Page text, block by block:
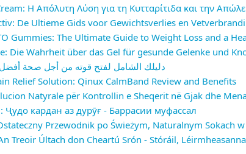
Η Απόλυτη Λύση για τη Κυτταρίτιδα και την
De Ultieme Gids voor Gewichtsverlies en
Gummies: The Ultimate Guide to Weight Loss and a
Die Wahrheit über das Gel für gesunde Gelenke und
Psyllium: دليلك الشامل لفتح قوته من أجل صحة أفضل
Relief Solution: Qinux CalmBand Review and Benefits
Natyrale për Kontrollin e Sheqerit në Gjak dhe
Ҷудо кардан аз дурӯғ - Баррасии муфассал
Przewodnik po Świeżym, Naturalnym Sokach
Treoir Últach don Cheartú Srón - Stóráil,